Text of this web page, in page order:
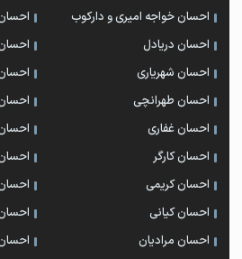
احسان خواجه امیری و دارکوب
احسان دریادل
احسان شهریاری
احسان طهرانچی
احسان غفاری
احسان کارگر
احسان کریمی
احسان کیانی
احسان مرادیان